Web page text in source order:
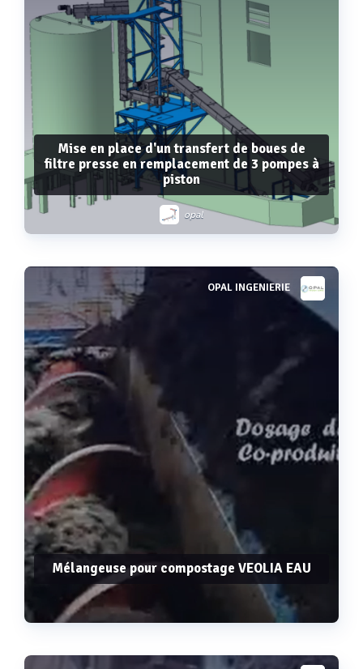
Mise en place d'un transfert de boues de
filtre presse en remplacement de 3 pompes à
piston
opal
OPAL INGENIERIE
Mélangeuse pour compostage VEOLIA EAU